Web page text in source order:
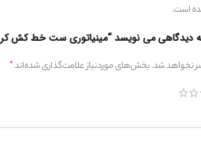
است.
دیدگاهی می نویسد “مینیاتوری ست خط کش
نخواهد شد.بخش‌های موردنیاز علامت‌گذاری شده‌اند*